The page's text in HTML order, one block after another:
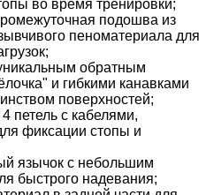
во время тренировки;
подошва из
пеноматериала для
обратным
и гибкими канавками
поверхностей;
петель с кабелями,
фиксации стопы и
язычок с небольшим
быстрого надевания;